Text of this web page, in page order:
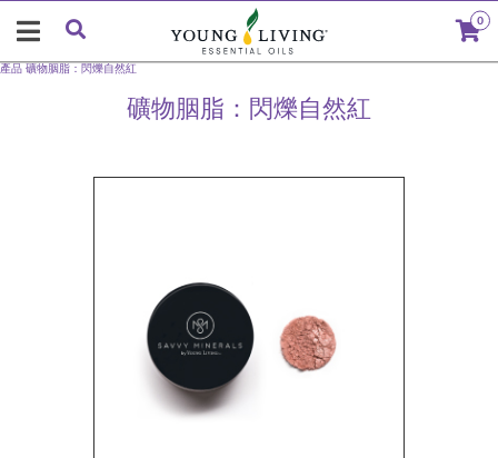
0
礦物胭脂：閃爍自然紅
產品 礦物胭脂：閃爍自然紅